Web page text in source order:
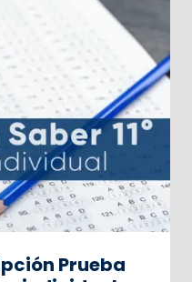
Prueba